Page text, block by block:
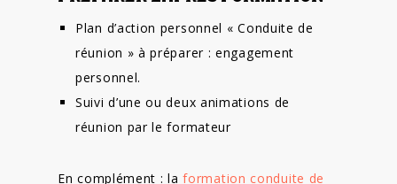
Plan d’action personnel « Conduite de
réunion » à préparer : engagement
personnel.
Suivi d’une ou deux animations de
réunion par le formateur
En complément : la formation conduite de